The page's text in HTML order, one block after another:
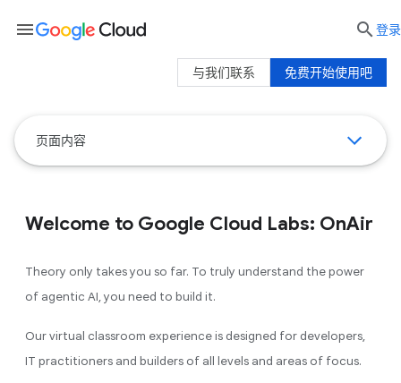
页面内容
Welcome to Google Cloud Labs: OnAir
Theory only takes you so far. To truly understand the power
of agentic AI, you need to build it.
Our virtual classroom experience is designed for developers,
IT practitioners and builders of all levels and areas of focus.
menu  登录
免费开始使用吧
与我们联系